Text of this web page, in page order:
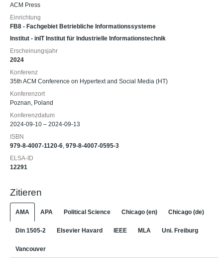
ACM Press
Einrichtung
FB8 - Fachgebiet Betriebliche Informationssysteme
Institut - inIT Institut für Industrielle Informationstechnik
Erscheinungsjahr
2024
Konferenz
35th ACM Conference on Hypertext and Social Media (HT)
Konferenzort
Poznan, Poland
Konferenzdatum
2024-09-10 – 2024-09-13
ISBN
979-8-4007-1120-6, 979-8-4007-0595-3
ELSA-ID
12291
Zitieren
AMA APA Political Science Chicago (en) Chicago (de)
Din 1505-2 Elsevier Havard IEEE MLA Uni. Freiburg
Vancouver